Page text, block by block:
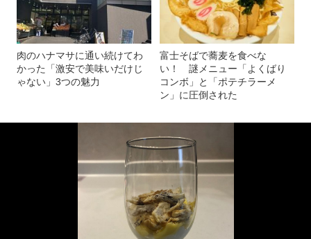
肉のハナマサに通い続けてわ
かった「激安で美味いだけじ
ゃない」3つの魅力
富士そばで蕎麦を食べな
い！ 謎メニュー「よくばり
コンボ」と「ポテチラーメ
ン」に圧倒された